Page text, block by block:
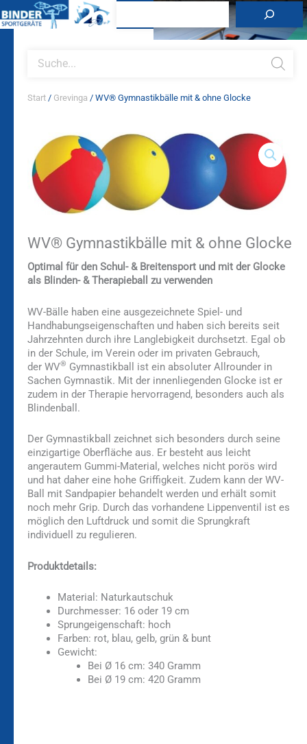
Inhalt
search
Start / Grevinga / WV® Gymnastikbälle mit & ohne Glocke
WV® Gymnastikbälle mit & ohne Glocke
Optimal für den Schul- & Breitensport und mit der Glocke
als Blinden- & Therapieball zu verwenden
WV-Bälle haben eine ausgezeichnete Spiel- und
Handhabungseigenschaften und haben sich bereits seit
Jahrzehnten durch ihre Langlebigkeit durchsetzt. Egal ob
in der Schule, im Verein oder im privaten Gebrauch,
der WV® Gymnastikball ist ein absoluter Allrounder in
Sachen Gymnastik. Mit der innenliegenden Glocke ist er
zudem in der Therapie hervorragend, besonders auch als
Blindenball.
Der Gymnastikball zeichnet sich besonders durch seine
einzigartige Oberfläche aus. Er besteht aus leicht
angerautem Gummi-Material, welches nicht porös wird
und hat daher eine hohe Griffigkeit. Zudem kann der WV-
Ball mit Sandpapier behandelt werden und erhält somit
noch mehr Grip. Durch das vorhandene Lippenventil ist es
möglich den Luftdruck und somit die Sprungkraft
individuell zu regulieren.
Produktdetails:
Material: Naturkautschuk
Durchmesser: 16 oder 19 cm
Sprungeigenschaft: hoch
Farben: rot, blau, gelb, grün & bunt
Gewicht:
Bei Ø 16 cm: 340 Gramm
Bei Ø 19 cm: 420 Gramm
Gymnastikbälle
mit
&
ohne
Glocke